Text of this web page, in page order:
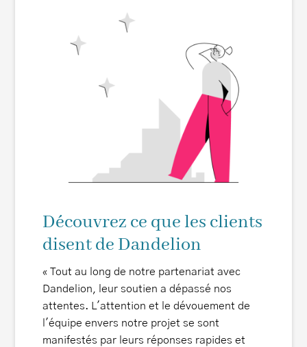
Découvrez ce que les clients
disent de Dandelion
« Tout au long de notre partenariat avec
Dandelion, leur soutien a dépassé nos
attentes. L'attention et le dévouement de
l'équipe envers notre projet se sont
manifestés par leurs réponses rapides et